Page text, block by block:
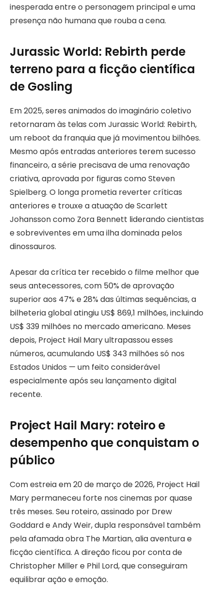
inesperada entre o personagem principal e uma
presença não humana que rouba a cena.
Jurassic World: Rebirth perde
terreno para a ficção científica
de Gosling
Em 2025, seres animados do imaginário coletivo
retornaram às telas com Jurassic World: Rebirth,
um reboot da franquia que já movimentou bilhões.
Mesmo após entradas anteriores terem sucesso
financeiro, a série precisava de uma renovação
criativa, aprovada por figuras como Steven
Spielberg. O longa prometia reverter críticas
anteriores e trouxe a atuação de Scarlett
Johansson como Zora Bennett liderando cientistas
e sobreviventes em uma ilha dominada pelos
dinossauros.
Apesar da crítica ter recebido o filme melhor que
seus antecessores, com 50% de aprovação
superior aos 47% e 28% das últimas sequências, a
bilheteria global atingiu US$ 869,1 milhões, incluindo
US$ 339 milhões no mercado americano. Meses
depois, Project Hail Mary ultrapassou esses
números, acumulando US$ 343 milhões só nos
Estados Unidos — um feito considerável
especialmente após seu lançamento digital
recente.
Project Hail Mary: roteiro e
desempenho que conquistam o
público
Com estreia em 20 de março de 2026, Project Hail
Mary permaneceu forte nos cinemas por quase
três meses. Seu roteiro, assinado por Drew
Goddard e Andy Weir, dupla responsável também
pela afamada obra The Martian, alia aventura e
ficção científica. A direção ficou por conta de
Christopher Miller e Phil Lord, que conseguiram
equilibrar ação e emoção.